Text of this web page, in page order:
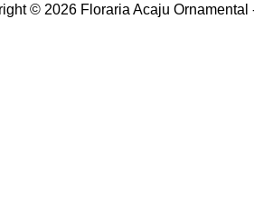
© 2026 Floraria Acaju